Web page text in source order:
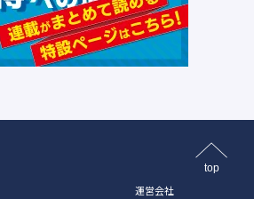
top
運営会社